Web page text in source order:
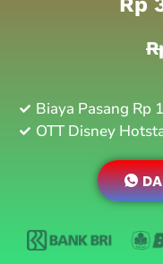
Biaya Pasang Rp
OTT Disney